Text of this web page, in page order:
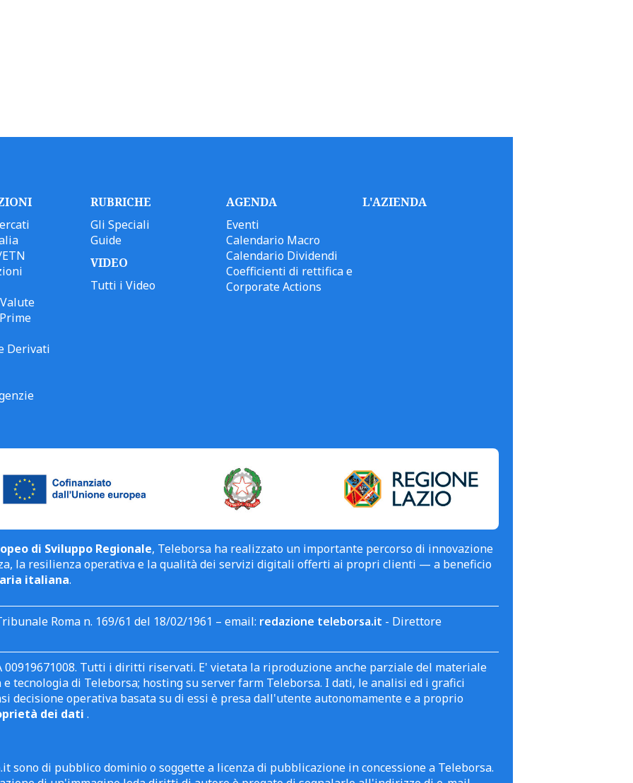
Derivati
RUBRICHE
Gli Speciali
Guide
VIDEO
Tutti i Video
AGENDA
Eventi
Calendario Macro
Calendario Dividendi
Coefficienti di rettifica e
Corporate Actions
L'AZIENDA
di Sviluppo Regionale, Teleborsa ha realizzato un importante percorso di innovazione
la resilienza operativa e la qualità dei servizi digitali offerti ai propri clienti — a beneficio
italiana.
Roma n. 169/61 del 18/02/1961 – email: redazione teleborsa.it - Direttore
00919671008. Tutti i diritti riservati. E' vietata la riproduzione anche parziale del materiale
tecnologia di Teleborsa; hosting su server farm Teleborsa. I dati, le analisi ed i grafici
decisione operativa basata su di essi è presa dall'utente autonomamente e a proprio
dei dati .
sono di pubblico dominio o soggette a licenza di pubblicazione in concessione a Teleborsa.